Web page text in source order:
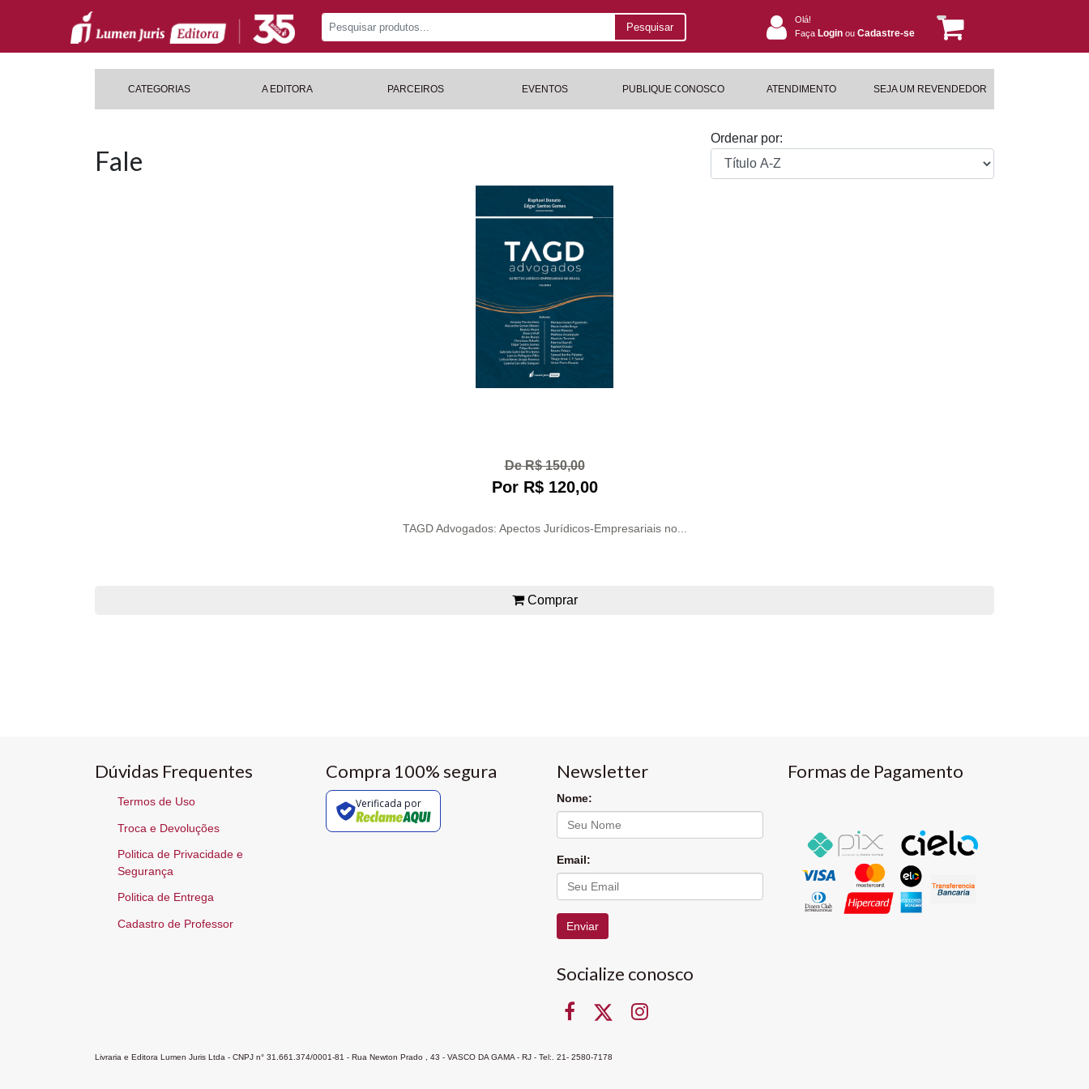
Pesquisar
Olá!
Faça Login ou Cadastre-se
CATEGORIAS A EDITORA PARCEIROS EVENTOS PUBLIQUE CONOSCO ATENDIMENTO SEJA UM REVENDEDOR
Fale
Ordenar por:
De R$ 150,00
Por R$ 120,00
TAGD Advogados: Apectos Jurídicos-Empresariais no...
Comprar
Dúvidas Frequentes
Termos de Uso
Troca e Devoluções
Politica de Privacidade e
Segurança
Politica de Entrega
Cadastro de Professor
Compra 100% segura
Verificada por
Newsletter
Nome:
Email:
Enviar
Socialize conosco
Formas de Pagamento
Livraria e Editora Lumen Juris Ltda - CNPJ n° 31.661.374/0001-81 - Rua Newton Prado , 43 - VASCO DA GAMA - RJ - Tel:. 21- 2580-7178